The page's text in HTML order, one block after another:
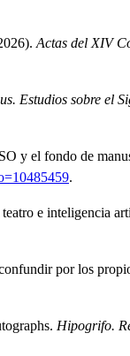
. Actas del XIV
Estudios sobre el
y el fondo de
.
e inteligencia
por los
. Hipogrifo.